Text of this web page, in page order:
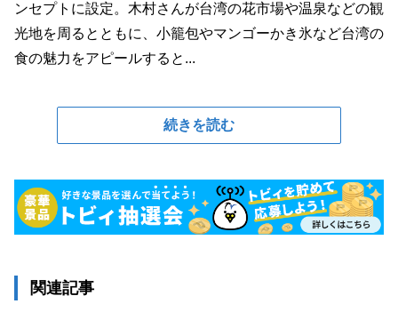
ンセプトに設定。木村さんが台湾の花市場や温泉などの観
光地を周るとともに、小籠包やマンゴーかき氷など台湾の
食の魅力をアピールすると...
続きを読む
関連記事